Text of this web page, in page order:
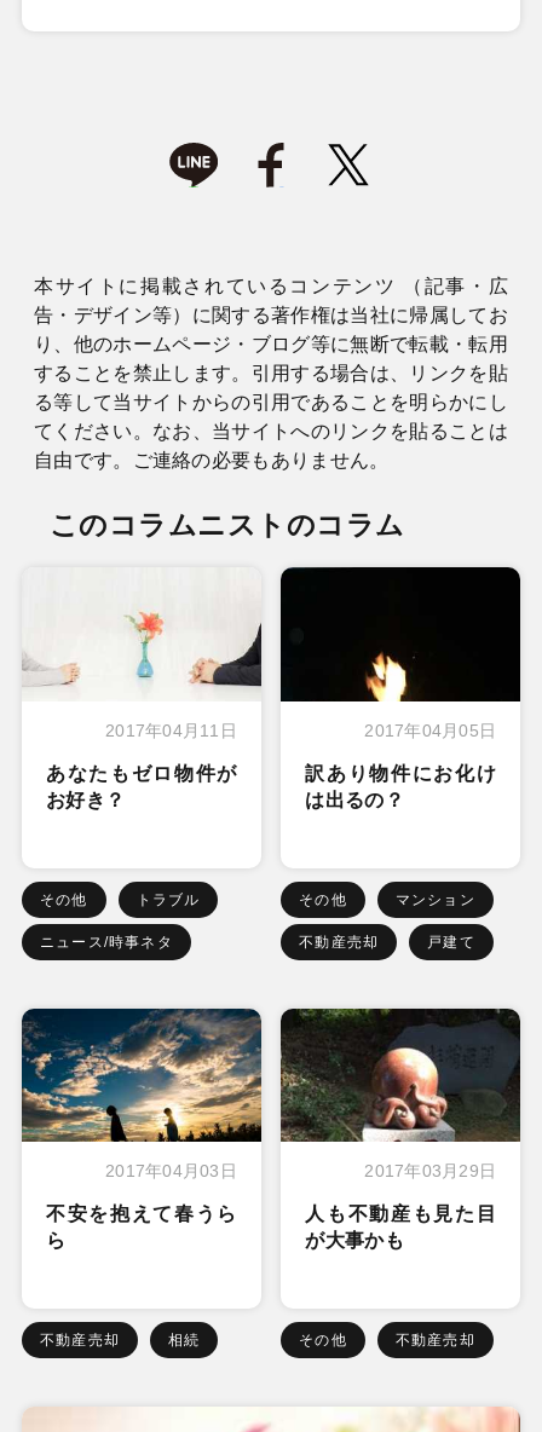
本サイトに掲載されているコンテンツ （記事・広
告・デザイン等）に関する著作権は当社に帰属してお
り、他のホームページ・ブログ等に無断で転載・転用
することを禁止します。引用する場合は、リンクを貼
る等して当サイトからの引用であることを明らかにし
てください。なお、当サイトへのリンクを貼ることは
自由です。ご連絡の必要もありません。
このコラムニストのコラム
2017年04月11日
あなたもゼロ物件が
お好き？
その他 トラブル
ニュース/時事ネタ
2017年04月05日
訳あり物件にお化け
は出るの？
その他 マンション
不動産売却 戸建て
2017年04月03日
不安を抱えて春うら
ら
不動産売却 相続
2017年03月29日
人も不動産も見た目
が大事かも
その他 不動産売却